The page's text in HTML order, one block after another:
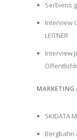
Serbiens
Interview
LEITNER
Interview
SKIDATA
Bergbahn